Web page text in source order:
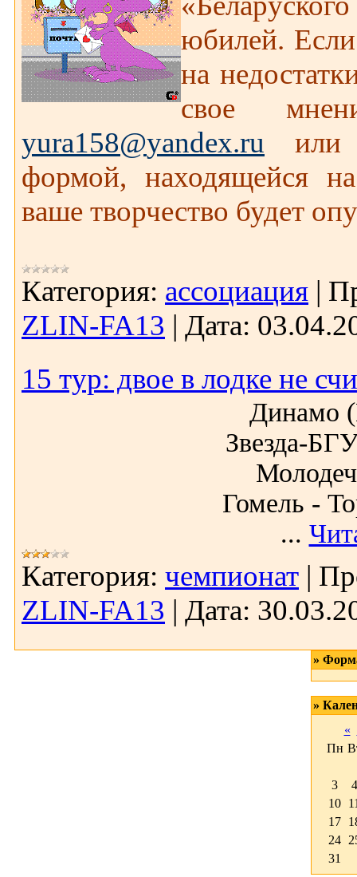
юбилей.
на
свое
yura158@yandex.ru
или
формой, находящейся
ваше творчество будет
Категория: ассоциация |
ZLIN-FA13 | Дата:
15 тур: двое в лодке не
Динамо
Звезда-
Гомель -
...
Категория: чемпионат |
ZLIN-FA13 | Дата:
»
»
«
Пн
3
4
10
17
24
31